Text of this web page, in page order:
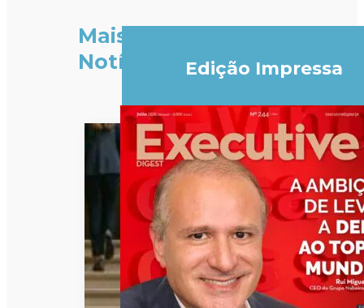
Mais
Notícias
Edição Impressa